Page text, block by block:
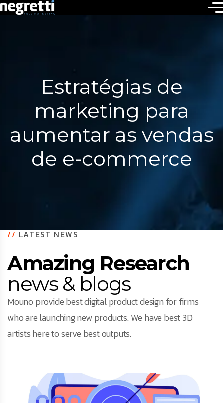
Estratégias de
marketing para
aumentar as vendas
de e-commerce
//LATEST NEWS
Amazing Research
news & blogs
Mouno provide best digital product design for firms
who are launching new products. We have best 3D
artists here to serve best outputs.